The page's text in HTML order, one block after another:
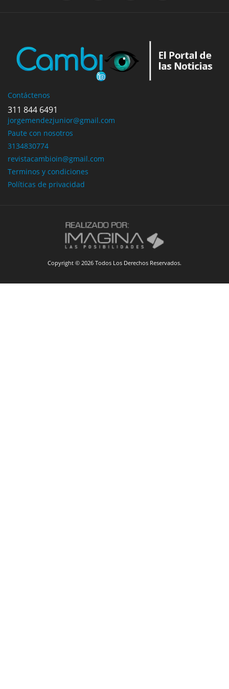
Contáctenos
311 844 6491
jorgemendezjunior@gmail.com
Paute con nosotros
3134830774
revistacambioin@gmail.com
Terminos y condiciones
Políticas de privacidad
Copyright © 2026 Todos Los Derechos Reservados.